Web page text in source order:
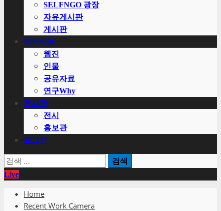
SELFNGO 광장
자유게시판
게시판
아카이브
웹진
인물
공유자료
연구Why
전시관
전시
홍보관
로그인
검
색:
Live
Home
Recent Work Camera